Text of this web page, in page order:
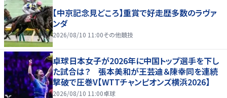
【中京記念見どころ】重賞で好走歴多数のラヴァ
ンダ
2026/08/10 11:00その他競技
卓球日本女子が2026年に中国トップ選手を下し
た試合は？ 張本美和が王芸迪＆陳幸同を連続
撃破で圧巻V【WTTチャンピオンズ横浜2026】
2026/08/10 11:00卓球